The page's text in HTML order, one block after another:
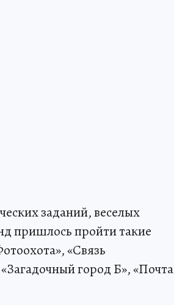
заданий, веселых
пришлось пройти такие
«Связь
город Б», «Почта